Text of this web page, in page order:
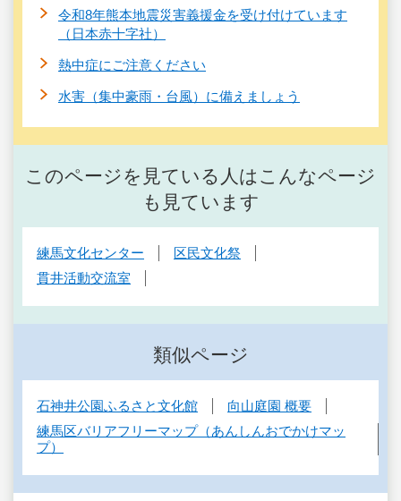
令和8年熊本地震災害義援金を受け付けています
（日本赤十字社）
熱中症にご注意ください
水害（集中豪雨・台風）に備えましょう
このページを見ている人はこんなページ
も見ています
練馬文化センター
区民文化祭
貫井活動交流室
類似ページ
石神井公園ふるさと文化館
向山庭園 概要
練馬区バリアフリーマップ（あんしんおでかけマッ
プ）